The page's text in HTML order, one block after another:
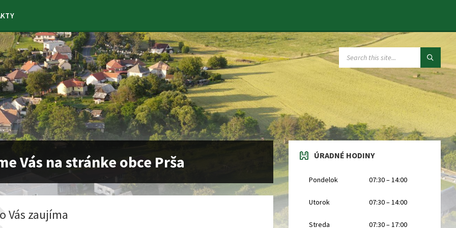
SEARCH:
Vás na stránke obce Prša
Vás zaujíma
ÚRADNÉ HODINY
Pondelok 07:30 – 14:00
Utorok 07:30 – 14:00
Streda 07:30 – 17:00